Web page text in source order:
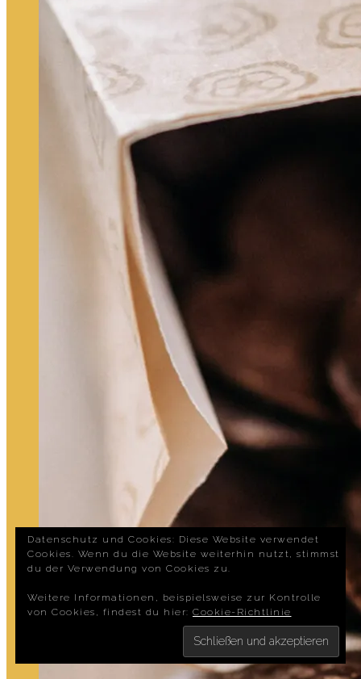
Datenschutz und Cookies: Diese Website verwendet
Cookies. Wenn du die Website weiterhin nutzt, stimmst
du der Verwendung von Cookies zu.
Weitere Informationen, beispielsweise zur Kontrolle
von Cookies, findest du hier: Cookie-Richtlinie